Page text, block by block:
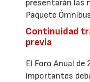
presentarán las
Paquete
Continuidad
previa
El Foro Anual
importantes